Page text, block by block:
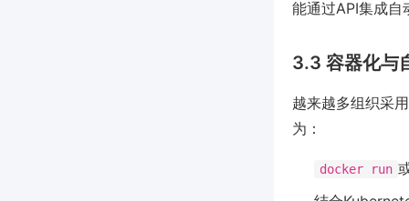
能通过API集成自
3.3 容器化与
越来越多组织采用
为：
docker run